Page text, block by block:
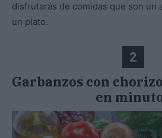
disfrutarás de comidas que son un
un plato.
2
Garbanzos con
en